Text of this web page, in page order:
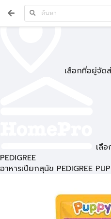
เลือกที่อยู่จัด
เลื
PEDIGREE
อาหารเปียกสุนัข PEDIGREE